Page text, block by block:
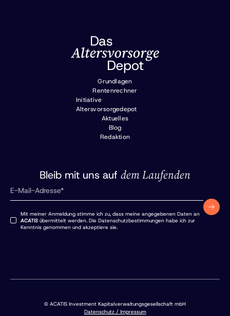
Grundlagen
Rentenrechner
Initiative
Altersvorsorgedepot
Aktuelles
Blog
Redaktion
Bleib mit uns auf dem Laufenden
Mit meiner Anmeldung stimme ich zu, dass meine angegebenen Daten an
ACATIS übermittelt werden. Die Datenschutzbestimmungen habe ich zur
Kenntnis genommen und akzeptiere sie.
© ACATIS Investment Kapitalverwaltungsgesellschaft mbH
Datenschutz / Impressum